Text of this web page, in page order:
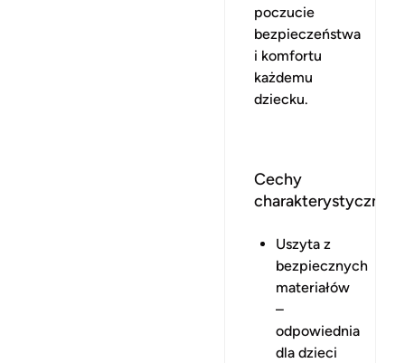
poczucie
bezpieczeństwa
i komfortu
każdemu
dziecku.
Cechy
charakterystyczne
Uszyta z
bezpiecznych
materiałów
–
odpowiednia
dla dzieci